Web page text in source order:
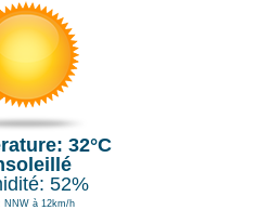
32°C
52%
NNW à 12km/h